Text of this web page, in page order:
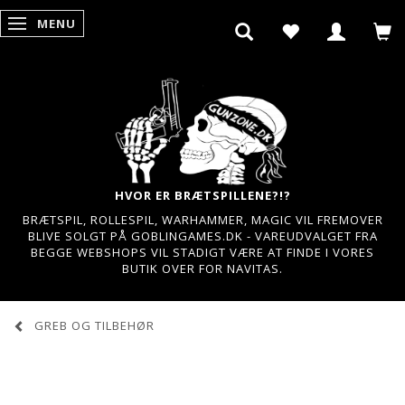
SKIFTE NAVIGATION
MENU
HVOR ER BRÆTSPILLENE?!?
BRÆTSPIL, ROLLESPIL, WARHAMMER, MAGIC VIL FREMOVER
BLIVE SOLGT PÅ GOBLINGAMES.DK - VAREUDVALGET FRA
BEGGE WEBSHOPS VIL STADIGT VÆRE AT FINDE I VORES
BUTIK OVER FOR NAVITAS.
GREB OG TILBEHØR